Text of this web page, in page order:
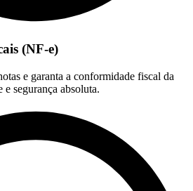
(NF-e)
e garanta a conformidade fiscal da
e segurança absoluta.